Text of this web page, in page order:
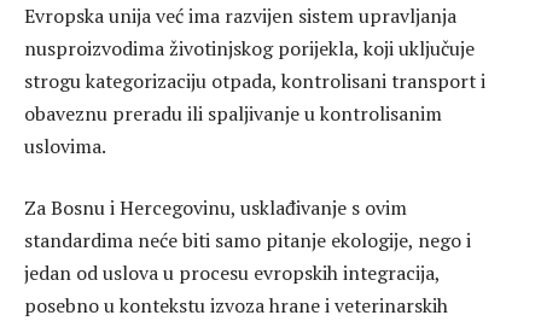
Evropska unija već ima razvijen sistem upravljanja
nusproizvodima životinjskog porijekla, koji uključuje
strogu kategorizaciju otpada, kontrolisani transport i
obaveznu preradu ili spaljivanje u kontrolisanim
uslovima.
Za Bosnu i Hercegovinu, usklađivanje s ovim
standardima neće biti samo pitanje ekologije, nego i
jedan od uslova u procesu evropskih integracija,
posebno u kontekstu izvoza hrane i veterinarskih